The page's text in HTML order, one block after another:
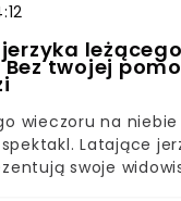
jerzyka
Bez twojej
wieczoru na
spektakl. Latające
swoje